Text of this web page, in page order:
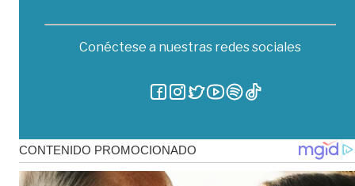
Conéctese a nuestras redes sociales